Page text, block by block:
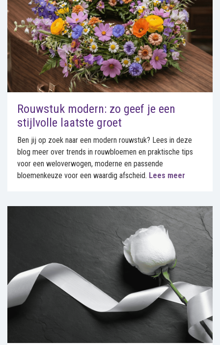
Rouwstuk modern: zo geef je een
stijlvolle laatste groet
Ben jij op zoek naar een modern rouwstuk? Lees in deze
blog meer over trends in rouwbloemen en praktische tips
voor een weloverwogen, moderne en passende
bloemenkeuze voor een waardig afscheid. Lees meer